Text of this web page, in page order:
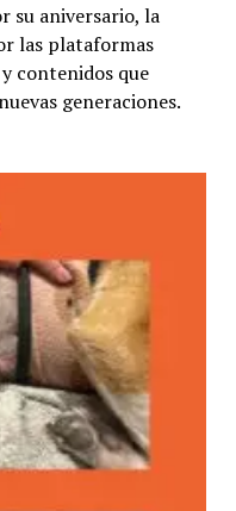
su aniversario, la
las plataformas
contenidos que
generaciones.